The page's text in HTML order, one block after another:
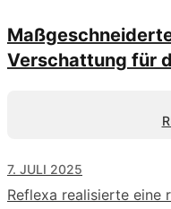
Verschattung für
7. JULI 2025
Reflexa realisierte eine